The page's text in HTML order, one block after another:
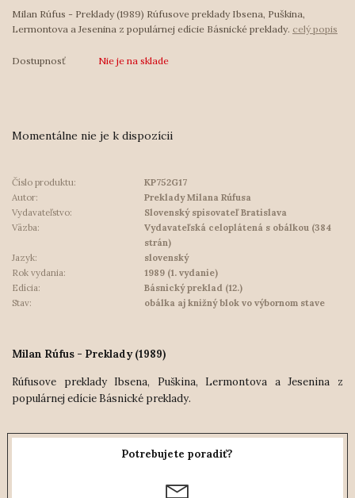
Milan Rúfus - Preklady (1989) Rúfusove preklady Ibsena, Puškina,
Lermontova a Jesenina z populárnej edície Básnické preklady. celý popis
Dostupnosť Nie je na sklade
Momentálne nie je k dispozícii
Číslo produktu:
KP752G17
Autor:
Preklady Milana Rúfusa
Vydavateľstvo:
Slovenský spisovateľ Bratislava
Väzba:
Vydavateľská celoplátená s obálkou (384
strán)
Jazyk:
slovenský
Rok vydania:
1989 (1. vydanie)
Edícia:
Básnický preklad (12.)
Stav:
obálka aj knižný blok vo výbornom stave
Milan Rúfus - Preklady (1989)
Rúfusove preklady Ibsena, Puškina, Lermontova a Jesenina z
populárnej edície Básnické preklady.
Potrebujete poradiť?